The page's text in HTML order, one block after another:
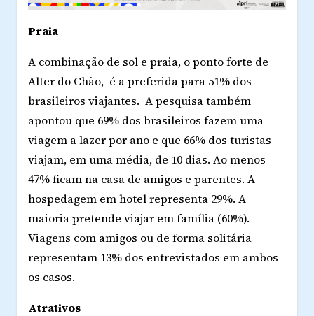
Praia
A combinação de sol e praia, o ponto forte de
Alter do Chão, é a preferida para 51% dos
brasileiros viajantes. A pesquisa também
apontou que 69% dos brasileiros fazem uma
viagem a lazer por ano e que 66% dos turistas
viajam, em uma média, de 10 dias. Ao menos
47% ficam na casa de amigos e parentes. A
hospedagem em hotel representa 29%. A
maioria pretende viajar em família (60%).
Viagens com amigos ou de forma solitária
representam 13% dos entrevistados em ambos
os casos.
Atrativos